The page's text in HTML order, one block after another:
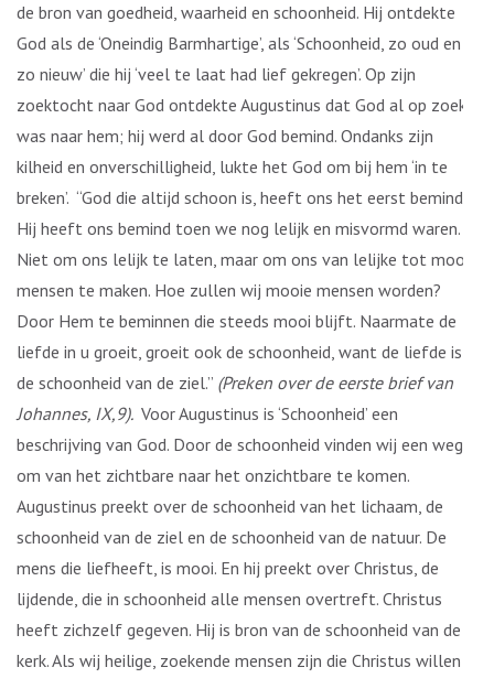
de bron van goedheid, waarheid en schoonheid. Hij ontdekte
God als de ‘Oneindig Barmhartige’, als ‘Schoonheid, zo oud en
zo nieuw’ die hij ‘veel te laat had lief gekregen’. Op zijn
zoektocht naar God ontdekte Augustinus dat God al op zoek
was naar hem; hij werd al door God bemind. Ondanks zijn
kilheid en onverschilligheid, lukte het God om bij hem ‘in te
breken’. “God die altijd schoon is, heeft ons het eerst bemind.
Hij heeft ons bemind toen we nog lelijk en misvormd waren.
Niet om ons lelijk te laten, maar om ons van lelijke tot mooie
mensen te maken. Hoe zullen wij mooie mensen worden?
Door Hem te beminnen die steeds mooi blijft. Naarmate de
liefde in u groeit, groeit ook de schoonheid, want de liefde is
de schoonheid van de ziel.” (Preken over de eerste brief van
Johannes, IX,9). Voor Augustinus is ‘Schoonheid’ een
beschrijving van God. Door de schoonheid vinden wij een weg
om van het zichtbare naar het onzichtbare te komen.
Augustinus preekt over de schoonheid van het lichaam, de
schoonheid van de ziel en de schoonheid van de natuur. De
mens die liefheeft, is mooi. En hij preekt over Christus, de
lijdende, die in schoonheid alle mensen overtreft. Christus
heeft zichzelf gegeven. Hij is bron van de schoonheid van de
kerk. Als wij heilige, zoekende mensen zijn die Christus willen